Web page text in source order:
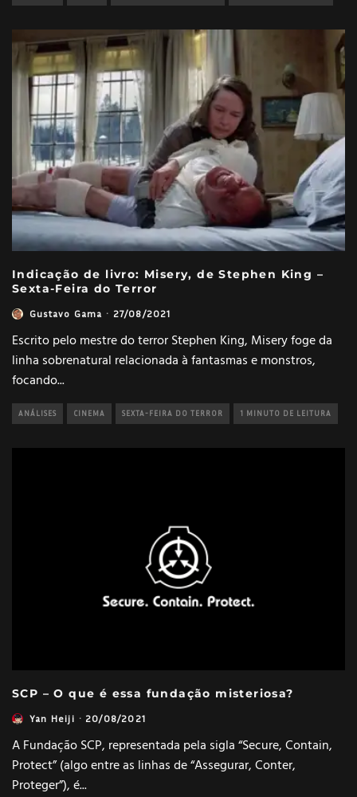
Indicação de livro: Misery, de Stephen King –
Sexta-Feira do Terror
Gustavo Gama · 27/08/2021
Escrito pelo mestre do terror Stephen King, Misery foge da
linha sobrenatural relacionada à fantasmas e monstros,
focando...
ANÁLISES CINEMA SEXTA-FEIRA DO TERROR 1 MINUTO DE LEITURA
SCP – O que é essa fundação misteriosa?
Yan Heiji · 20/08/2021
A Fundação SCP, representada pela sigla “Secure, Contain,
Protect” (algo entre as linhas de “Assegurar, Conter,
Proteger”), é...